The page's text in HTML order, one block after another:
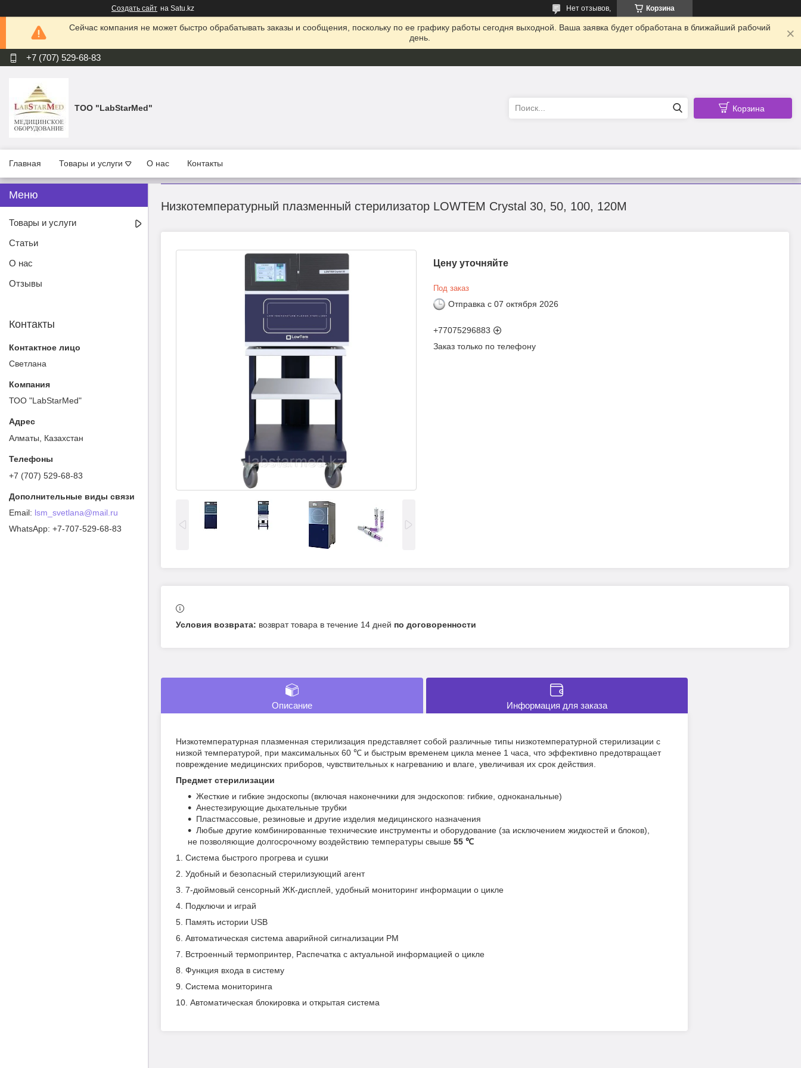
Создать сайт на Satu.kz Корзина
Нет отзывов,
Сейчас компания не может быстро обрабатывать заказы и сообщения, поскольку по ее графику работы сегодня выходной. Ваша заявка будет обработана в ближайший рабочий
день.
+7 (707) 529-68-83
ТОО "LabStarMed" Корзина
Главная Товары и услуги О нас Контакты
Низкотемпературный плазменный стерилизатор LOWTEM Crystal 30, 50, 100, 120М
Цену уточняйте
Под заказ
Отправка с 07 октября 2026
+77075296883
Заказ только по телефону
возврат товара в течение 14 дней по договоренности
Описание Информация для заказа
Низкотемпературная плазменная стерилизация представляет собой различные типы низкотемпературной стерилизации с
низкой температурой, при максимальных 60 ℃ и быстрым временем цикла менее 1 часа, что эффективно предотвращает
повреждение медицинских приборов, чувствительных к нагреванию и влаге, увеличивая их срок действия.
Предмет стерилизации
Жесткие и гибкие эндоскопы (включая наконечники для эндоскопов: гибкие, одноканальные)
Анестезирующие дыхательные трубки
Пластмассовые, резиновые и другие изделия медицинского назначения
Любые другие комбинированные технические инструменты и оборудование (за исключением жидкостей и блоков),
не позволяющие долгосрочному воздействию температуры свыше 55 ℃
1. Система быстрого прогрева и сушки
2. Удобный и безопасный стерилизующий агент
3. 7-дюймовый сенсорный ЖК-дисплей, удобный мониторинг информации о цикле
4. Подключи и играй
5. Память истории USB
6. Автоматическая система аварийной сигнализации PM
7. Встроенный термопринтер, Распечатка с актуальной информацией о цикле
8. Функция входа в систему
9. Система мониторинга
10. Автоматическая блокировка и открытая система
Товары и услуги
Статьи
О нас
Отзывы
Контакты
Светлана
ТОО "LabStarMed"
Алматы, Казахстан
+7 (707) 529-68-83
lsm_svetlana@mail.ru
+7-707-529-68-83